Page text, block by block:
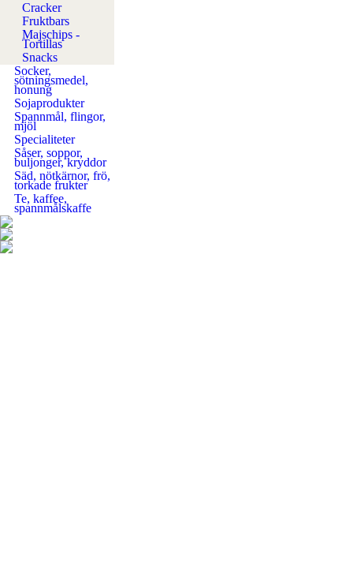
Cracker
Fruktbars
Majschips -
Tortillas
Snacks
Socker,
sötningsmedel,
honung
Sojaprodukter
Spannmål, flingor,
mjöl
Specialiteter
Såser, soppor,
buljonger, kryddor
Säd, nötkärnor, frö,
torkade frukter
Te, kaffee,
spannmålskaffe